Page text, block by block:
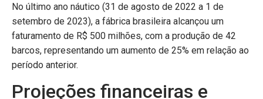
No último ano náutico (31 de agosto de 2022 a 1 de
setembro de 2023), a fábrica brasileira alcançou um
faturamento de R$ 500 milhões, com a produção de 42
barcos, representando um aumento de 25% em relação ao
período anterior.
Projeções financeiras e